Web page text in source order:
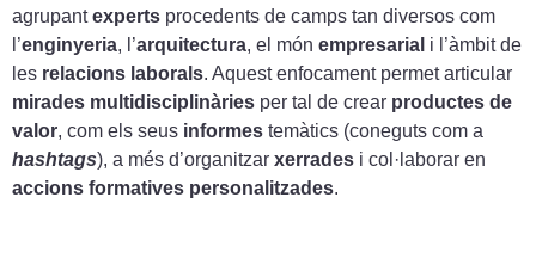
agrupantexperts procedents de camps tan diversos com
l’enginyeria, l’arquitectura, el món empresarial i l’àmbit de
les relacions laborals. Aquest enfocament permet articular
mirades multidisciplinàries per tal de crear productes de
valor, com els seus informes temàtics (coneguts com a
hashtags), a més d’organitzar xerrades i col·laborar en
accions formatives personalitzades.